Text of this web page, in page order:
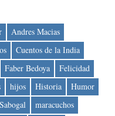
Andres Macias
Cuentos de la India
Faber Bedoya
Felicidad
hijos Historia
Humor
maracuchos